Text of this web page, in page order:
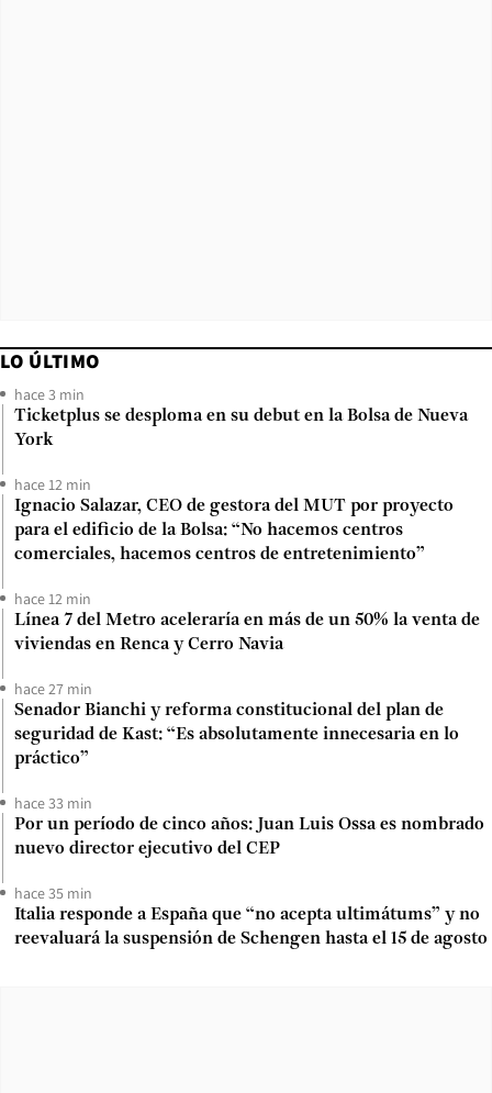
LO ÚLTIMO
hace 3 min
Ticketplus se desploma en su debut en la Bolsa de Nueva
York
hace 12 min
Ignacio Salazar, CEO de gestora del MUT por proyecto
para el edificio de la Bolsa: “No hacemos centros
comerciales, hacemos centros de entretenimiento”
hace 12 min
Línea 7 del Metro aceleraría en más de un 50% la venta de
viviendas en Renca y Cerro Navia
hace 27 min
Senador Bianchi y reforma constitucional del plan de
seguridad de Kast: “Es absolutamente innecesaria en lo
práctico”
hace 33 min
Por un período de cinco años: Juan Luis Ossa es nombrado
nuevo director ejecutivo del CEP
hace 35 min
Italia responde a España que “no acepta ultimátums” y no
reevaluará la suspensión de Schengen hasta el 15 de agosto